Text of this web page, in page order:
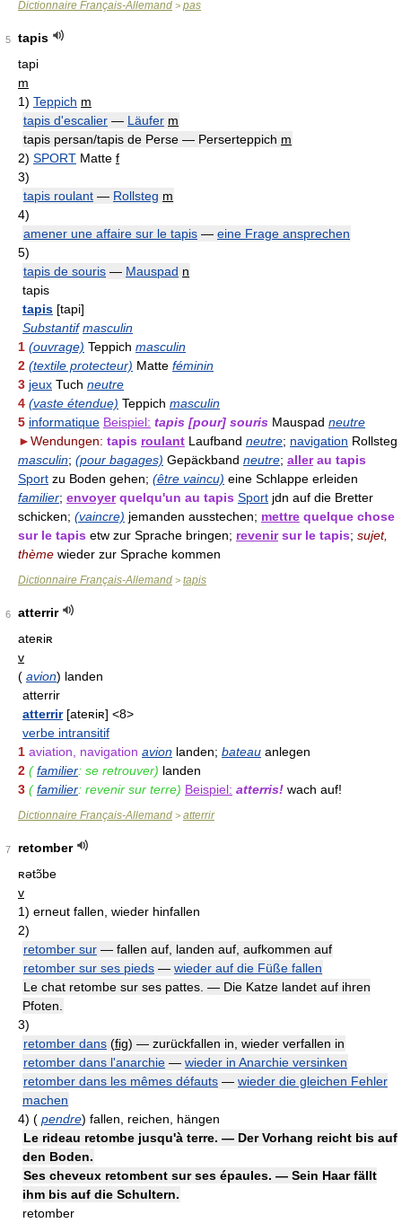
Dictionnaire Français-Allemand > pas
5
tapis
tapi
m
1) Teppich m
tapis d'escalier — Läufer m
tapis persan/tapis de Perse — Perserteppich m
2) SPORT Matte f
3)
tapis roulant — Rollsteg m
4)
amener une affaire sur le tapis — eine Frage ansprechen
5)
tapis de souris — Mauspad n
tapis
tapis [tapi]
Substantif masculin
1 (ouvrage) Teppich masculin
2 (textile protecteur) Matte féminin
3 jeux Tuch neutre
4 (vaste étendue) Teppich masculin
5 informatique Beispiel: tapis [pour] souris Mauspad neutre
►Wendungen: tapis roulant Laufband neutre; navigation Rollsteg
masculin; (pour bagages) Gepäckband neutre; allerau tapis
Sport zu Boden gehen; (être vaincu) eine Schlappe erleiden
familier; envoyerquelqu'un au tapis Sport jdn auf die Bretter
schicken; (vaincre) jemanden ausstechen; mettre quelque chose
sur le tapis etw zur Sprache bringen; revenirsur le tapis; sujet,
thème wieder zur Sprache kommen
Dictionnaire Français-Allemand > tapis
6
atterrir
ateʀiʀ
v
( avion) landen
atterrir
atterrir[ateʀiʀ] <8>
verbe intransitif
1 aviation, navigation avion landen; bateau anlegen
2 ( familier: se retrouver) landen
3 ( familier: revenir sur terre) Beispiel: atterris! wach auf!
Dictionnaire Français-Allemand > atterrir
7
retomber
ʀətɔ̃be
v
1) erneut fallen, wieder hinfallen
2)
retomber sur — fallen auf, landen auf, aufkommen auf
retomber sur ses pieds — wieder auf die Füße fallen
Le chat retombe sur ses pattes. — Die Katze landet auf ihren
Pfoten.
3)
retomber dans (fig) — zurückfallen in, wieder verfallen in
retomber dans l'anarchie — wieder in Anarchie versinken
retomber dans les mêmes défauts — wieder die gleichen Fehler
machen
4) ( pendre) fallen, reichen, hängen
Le rideau retombe jusqu'à terre. — Der Vorhang reicht bis auf
den Boden.
Ses cheveux retombent sur ses épaules. — Sein Haar fällt
ihm bis auf die Schultern.
retomber